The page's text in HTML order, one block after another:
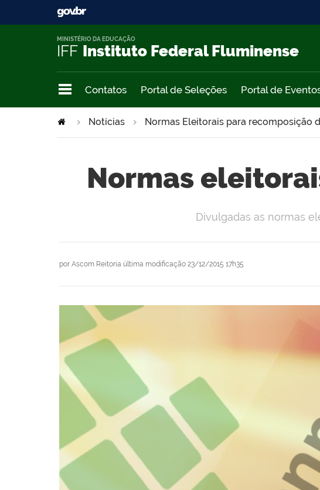
IFF Instituto Federal Fluminense
MINISTÉRIO DA EDUCAÇÃO
Contatos Portal de Seleções Portal de
Notícias Normas Eleitorais para recomposição
Normas
por Ascom Reitoria última modificação 23/12/2015 17h35
Divulgadas as normas